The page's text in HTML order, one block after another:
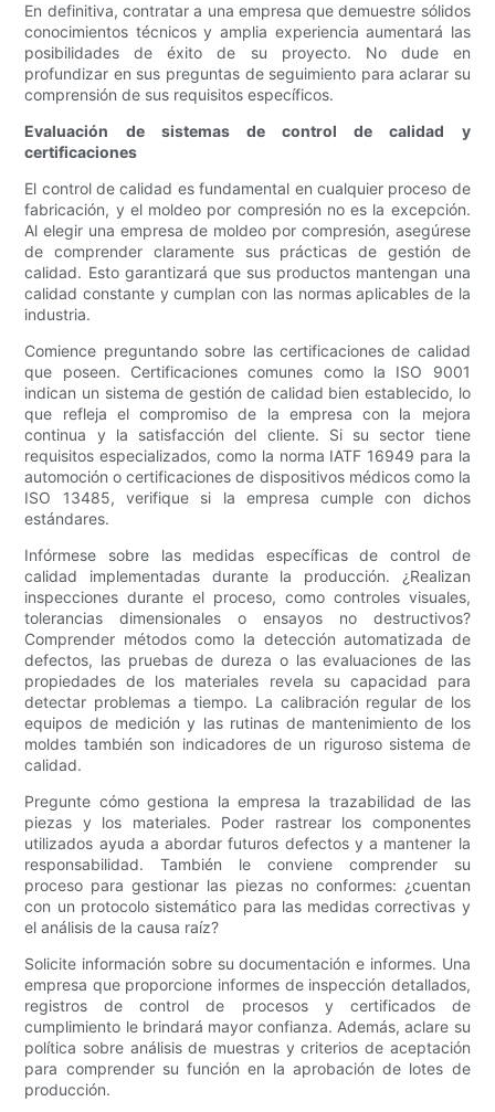
En definitiva, contratar a una empresa que demuestre sólidos
conocimientos técnicos y amplia experiencia aumentará las
posibilidades de éxito de su proyecto. No dude en
profundizar en sus preguntas de seguimiento para aclarar su
comprensión de sus requisitos específicos.
Evaluación de sistemas de control de calidad y
certificaciones
El control de calidad es fundamental en cualquier proceso de
fabricación, y el moldeo por compresión no es la excepción.
Al elegir una empresa de moldeo por compresión, asegúrese
de comprender claramente sus prácticas de gestión de
calidad. Esto garantizará que sus productos mantengan una
calidad constante y cumplan con las normas aplicables de la
industria.
Comience preguntando sobre las certificaciones de calidad
que poseen. Certificaciones comunes como la ISO 9001
indican un sistema de gestión de calidad bien establecido, lo
que refleja el compromiso de la empresa con la mejora
continua y la satisfacción del cliente. Si su sector tiene
requisitos especializados, como la norma IATF 16949 para la
automoción o certificaciones de dispositivos médicos como la
ISO 13485, verifique si la empresa cumple con dichos
estándares.
Infórmese sobre las medidas específicas de control de
calidad implementadas durante la producción. ¿Realizan
inspecciones durante el proceso, como controles visuales,
tolerancias dimensionales o ensayos no destructivos?
Comprender métodos como la detección automatizada de
defectos, las pruebas de dureza o las evaluaciones de las
propiedades de los materiales revela su capacidad para
detectar problemas a tiempo. La calibración regular de los
equipos de medición y las rutinas de mantenimiento de los
moldes también son indicadores de un riguroso sistema de
calidad.
Pregunte cómo gestiona la empresa la trazabilidad de las
piezas y los materiales. Poder rastrear los componentes
utilizados ayuda a abordar futuros defectos y a mantener la
responsabilidad. También le conviene comprender su
proceso para gestionar las piezas no conformes: ¿cuentan
con un protocolo sistemático para las medidas correctivas y
el análisis de la causa raíz?
Solicite información sobre su documentación e informes. Una
empresa que proporcione informes de inspección detallados,
registros de control de procesos y certificados de
cumplimiento le brindará mayor confianza. Además, aclare su
política sobre análisis de muestras y criterios de aceptación
para comprender su función en la aprobación de lotes de
producción.